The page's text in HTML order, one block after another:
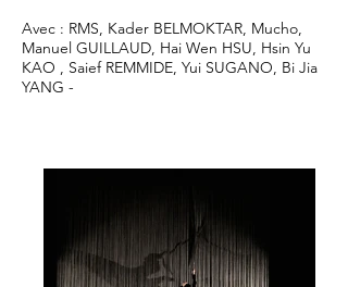
Avec : RMS, Kader BELMOKTAR, Mucho,
Manuel GUILLAUD, Hai Wen HSU, Hsin Yu
KAO , Saief REMMIDE, Yui SUGANO, Bi Jia
YANG -